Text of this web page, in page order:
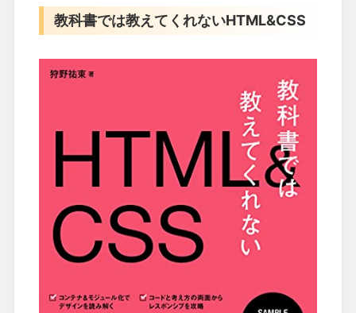
教科書では教えてくれないHTML&CSS